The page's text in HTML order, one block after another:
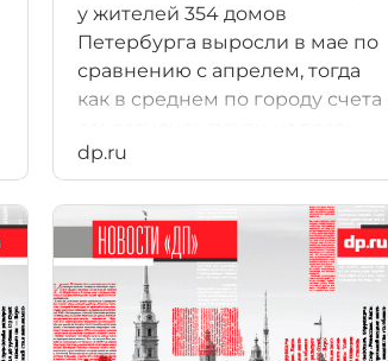
у жителей 354 домов
Петербурга выросли в мае по
сравнению с апрелем, тогда
как в среднем по городу счета
dp.ru